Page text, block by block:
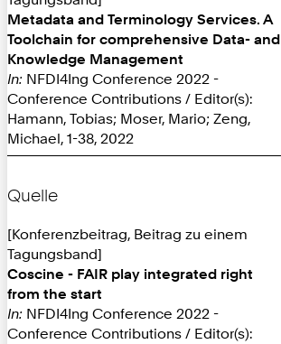
Metadata and Terminology Services. A
Toolchain for comprehensive Data- and
Knowledge Management
In: NFDI4Ing Conference 2022 -
Conference Contributions / Editor(s):
Hamann, Tobias; Moser, Mario; Zeng,
Michael, 1-38, 2022
Quelle
[Konferenzbeitrag, Beitrag zu einem
Tagungsband]
Coscine - FAIR play integrated right
from the start
In: NFDI4Ing Conference 2022 -
Conference Contributions / Editor(s):